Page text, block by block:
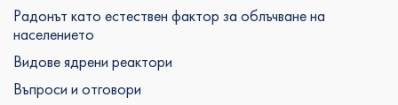
Радонът като естествен фактор за облъчване на
населението
Видове ядрени реактори
Въпроси и отговори